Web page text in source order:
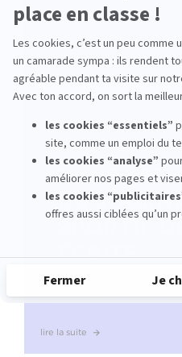
À la place d’un
propre média : Le
lire la suite
Damien Burnier :
journalisme sportif
lire la suite